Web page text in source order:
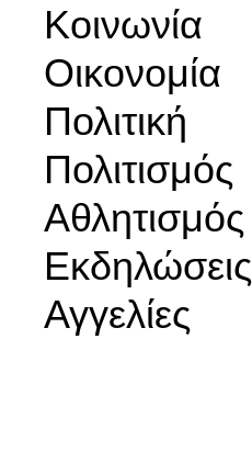
Κοινωνία
Οικονομία
Πολιτική
Πολιτισμός
Αθλητισμός
Εκδηλώσεις
Αγγελίες